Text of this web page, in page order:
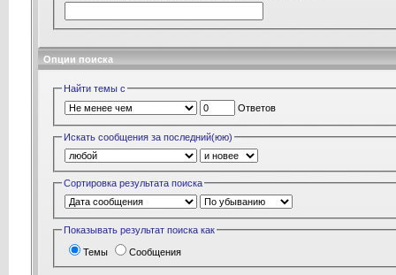
Опции поиска
Найти темы с
Ответов
Искать сообщения за последний(юю)
Сортировка результата поиска
Показывать результат поиска как
Темы Сообщения